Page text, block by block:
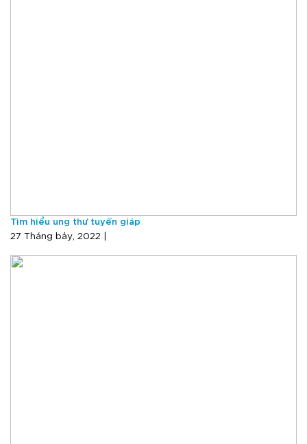
Tìm hiểu ung thư tuyến giáp
27 Tháng bảy, 2022 |